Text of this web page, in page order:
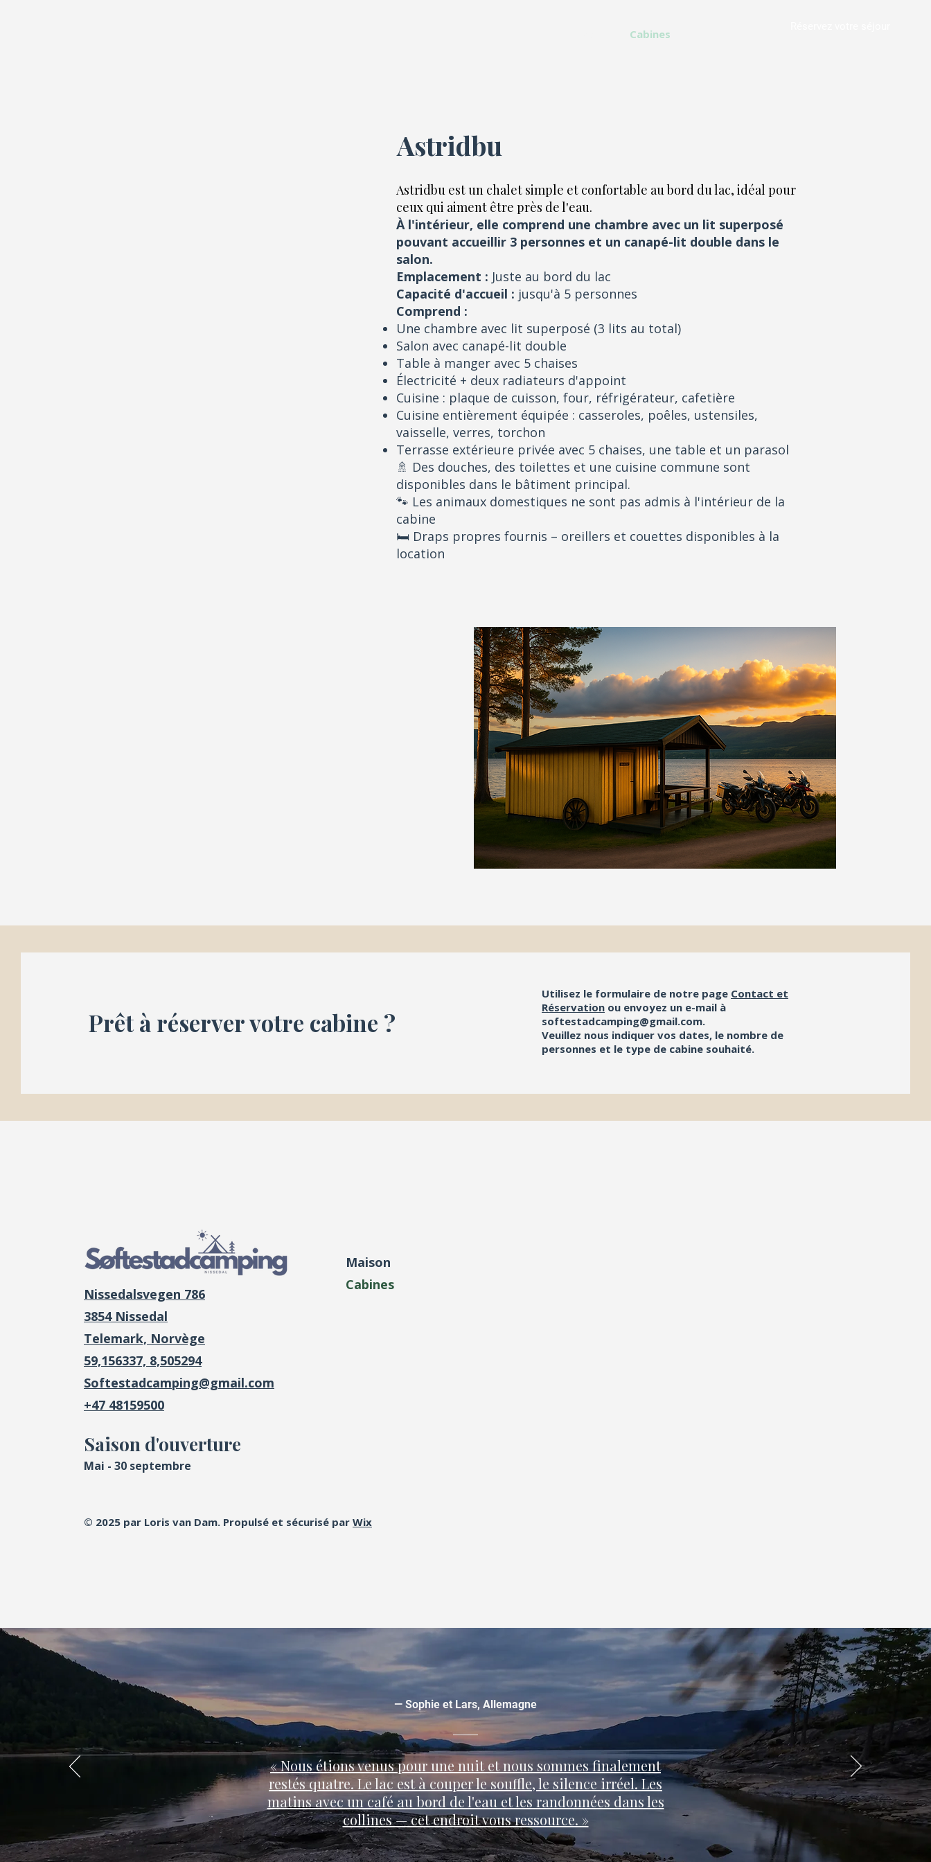
Cabines
Astridbu est un chalet simple et confortable au bord du lac, idéal pour
ceux qui aiment être près de l'eau.
À l'intérieur, elle comprend une chambre avec un lit superposé
pouvant accueillir 3 personnes et un canapé-lit double dans le
salon.
Emplacement : Juste au bord du lac
Capacité d'accueil : jusqu'à 5 personnes
Comprend :
Une chambre avec lit superposé (3 lits au total)
Salon avec canapé-lit double
Table à manger avec 5 chaises
Électricité + deux radiateurs d'appoint
Cuisine : plaque de cuisson, four, réfrigérateur, cafetière
Cuisine entièrement équipée : casseroles, poêles, ustensiles,
vaisselle, verres, torchon
Terrasse extérieure privée avec 5 chaises, une table et un parasol
🚿 Des douches, des toilettes et une cuisine commune sont
disponibles dans le bâtiment principal.
🐾 Les animaux domestiques ne sont pas admis à l'intérieur de la
cabine
🛏️ Draps propres fournis – oreillers et couettes disponibles à la
location
Astridbu
Prêt à réserver votre cabine ?
Utilisez le formulaire de notre page Contact et
Réservation ou envoyez un e-mail à
softestadcamping@gmail.com.
Veuillez nous indiquer vos dates, le nombre de
personnes et le type de cabine souhaité.
Nissedalsvegen 786
3854 Nissedal
Telemark, Norvège
59,156337, 8,505294
Softestadcamping@gmail.com
+47 48159500
Saison d'ouverture
Mai - 30 septembre
© 2025 par Loris van Dam. Propulsé et sécurisé par Wix
Maison
Cabines
— Sophie et Lars, Allemagne
« Nous étions venus pour une nuit et nous sommes finalement
restés quatre. Le lac est à couper le souffle, le silence irréel. Les
matins avec un café au bord de l'eau et les randonnées dans les
collines — cet endroit vous ressource. »